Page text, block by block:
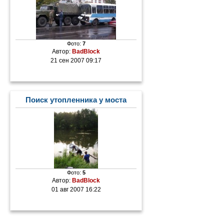
Фото: 7
Автор:BadBlock
21 сен 2007 09:17
Поиск утопленника у моста
Фото: 5
Автор:BadBlock
01 авг 2007 16:22